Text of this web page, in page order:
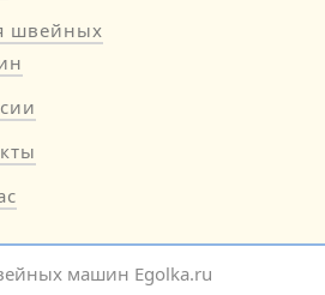
швейных
машин Egolka.ru